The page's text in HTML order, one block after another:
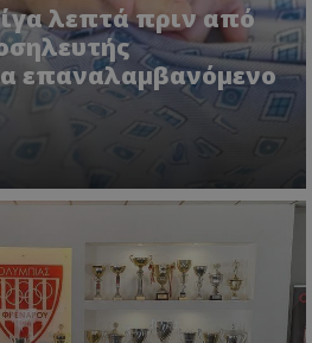
λεπτά πριν από
επαναλαμβανόμενο